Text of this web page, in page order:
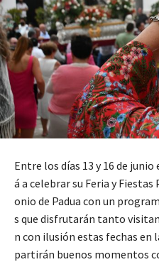
Entre los días 13 y 16 de
á a celebrar su Feria y
onio de Padua con un
s que disfrutarán tanto
n con ilusión estas fechas en
partirán buenos momentos